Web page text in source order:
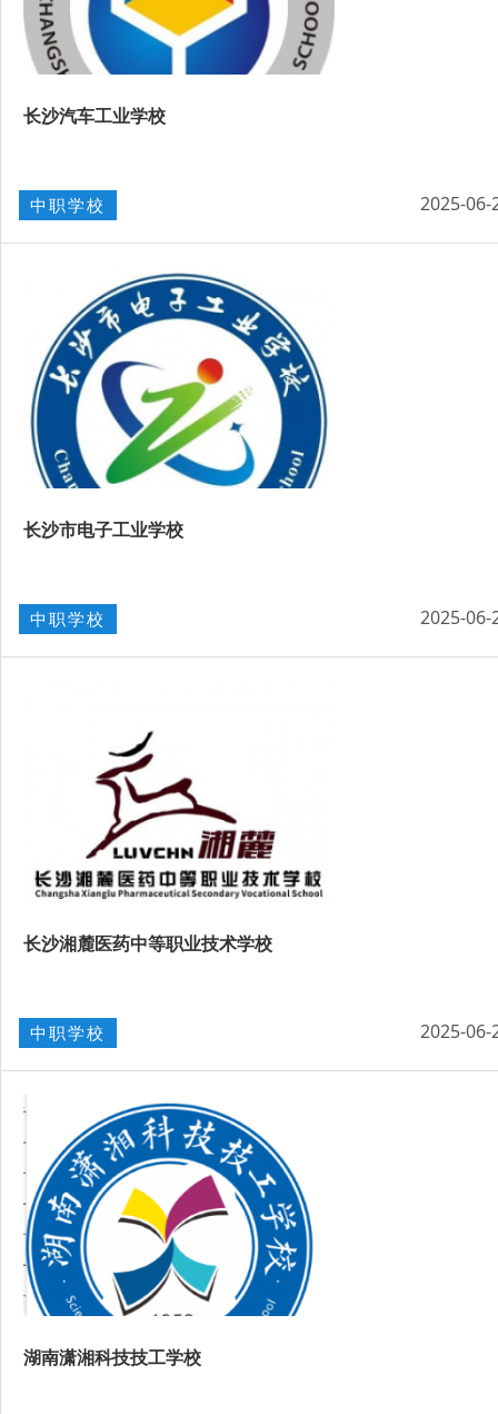
长沙汽车工业学校
中职学校 2025-06-
长沙市电子工业学校
中职学校 2025-06-
长沙湘麓医药中等职业技术学校
中职学校 2025-06-
湖南潇湘科技技工学校